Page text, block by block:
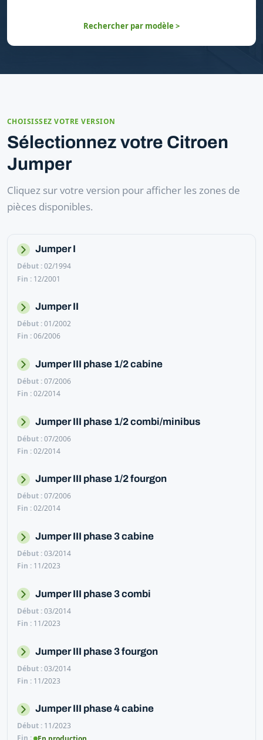
Rechercher par modèle >
CHOISISSEZ VOTRE VERSION
Sélectionnez votre Citroen
Jumper
Cliquez sur votre version pour afficher les zones de
pièces disponibles.
Jumper I
02/1994
12/2001
Jumper II
01/2002
06/2006
Jumper III phase 1/2 cabine
07/2006
02/2014
Jumper III phase 1/2 combi/minibus
07/2006
02/2014
Jumper III phase 1/2 fourgon
07/2006
02/2014
Jumper III phase 3 cabine
03/2014
11/2023
Jumper III phase 3 combi
03/2014
11/2023
Jumper III phase 3 fourgon
03/2014
11/2023
Jumper III phase 4 cabine
11/2023